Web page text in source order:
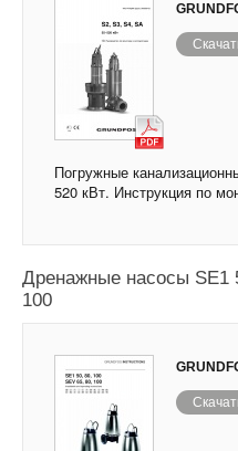
Погружные
520 кВт. Инструкция по
Дренажные насосы SE1
100